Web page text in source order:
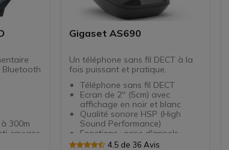
Bluetooth
300m
rayures
Gigaset AS690
Un téléphone sans fil DECT à la
fois puissant et pratique.
Téléphone sans fil DECT
Ecran de 2'' (5cm) avec
affichage en noir et blanc
Qualité sonore HSP (High
Sound Performance)
Fonctions : prise d'appels,
mains-libres, mute
4.5 de 36 Avis